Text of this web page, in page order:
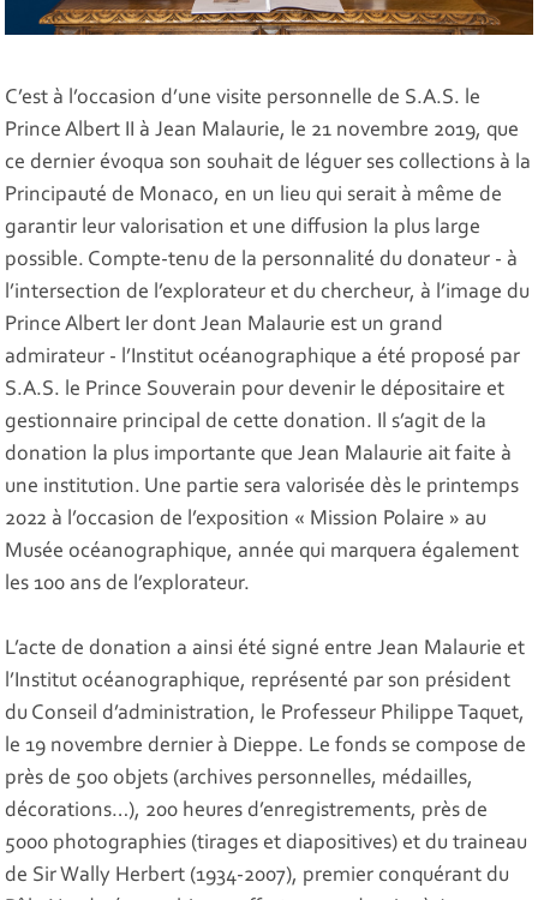
C’est à l’occasion d’une visite personnelle de S.A.S. le
Prince Albert II à Jean Malaurie, le 21 novembre 2019, que
ce dernier évoqua son souhait de léguer ses collections à la
Principauté de Monaco, en un lieu qui serait à même de
garantir leur valorisation et une diffusion la plus large
possible. Compte-tenu de la personnalité du donateur - à
l’intersection de l’explorateur et du chercheur, à l’image du
Prince Albert Ier dont Jean Malaurie est un grand
admirateur - l’Institut océanographique a été proposé par
S.A.S. le Prince Souverain pour devenir le dépositaire et
gestionnaire principal de cette donation. Il s’agit de la
donation la plus importante que Jean Malaurie ait faite à
une institution. Une partie sera valorisée dès le printemps
2022 à l’occasion de l’exposition « Mission Polaire » au
Musée océanographique, année qui marquera également
les 100 ans de l’explorateur.
L’acte de donation a ainsi été signé entre Jean Malaurie et
l’Institut océanographique, représenté par son président
du Conseil d’administration, le Professeur Philippe Taquet,
le 19 novembre dernier à Dieppe. Le fonds se compose de
près de 500 objets (archives personnelles, médailles,
décorations…), 200 heures d’enregistrements, près de
5000 photographies (tirages et diapositives) et du traineau
de Sir Wally Herbert (1934-2007), premier conquérant du